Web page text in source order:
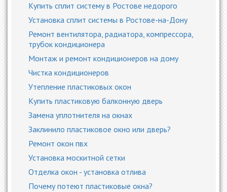
Купить сплит систему в Ростове недорого
Установка сплит системы в Ростове-на-Дону
Ремонт вентилятора, радиатора, компрессора,
трубок кондиционера
Монтаж и ремонт кондиционеров на дому
Чистка кондиционеров
Утепление пластиковых окон
Купить пластиковую балконную дверь
Замена уплотнителя на окнах
Заклинило пластиковое окно или дверь?
Ремонт окон пвх
Установка москитной сетки
Отделка окон - установка отлива
Почему потеют пластиковые окна?